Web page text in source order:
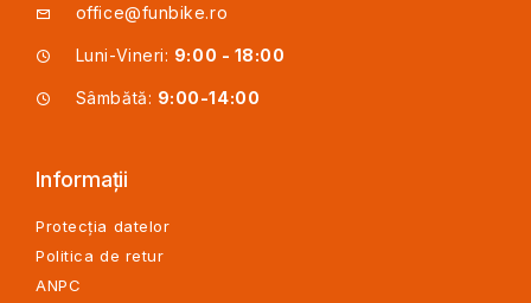
office@funbike.ro
Luni-Vineri: 9:00 - 18:00
Sâmbătă: 9:00-14:00
Informații
Protecția datelor
Politica de retur
ANPC